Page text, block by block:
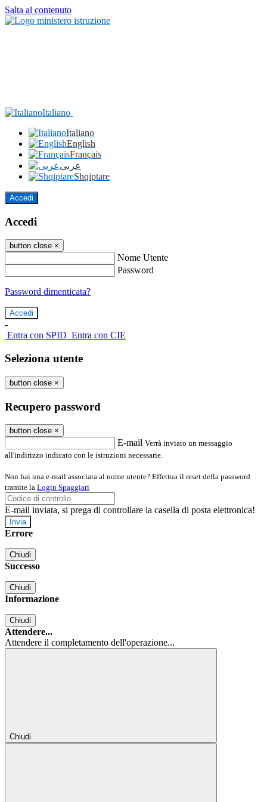
Salta al contenuto
Italiano
Italiano
English
Français
عربى
Shqiptare
Accedi
Accedi
button close ×
Nome Utente
Password
Password dimenticata?
-
Entra con SPID Entra con CIE
Seleziona utente
button close ×
Recupero password
button close ×
E-mail Verrà inviato un messaggio
all'indirizzo indicato con le istruzioni necessarie.
Non hai una e-mail associata al nome utente? Effettua il reset della password
tramite la Login Spaggiari
E-mail inviata, si prega di controllare la casella di posta elettronica!
Errore
Chiudi
Successo
Chiudi
Informazione
Chiudi
Attendere...
Attendere il completamento dell'operazione...
Chiudi